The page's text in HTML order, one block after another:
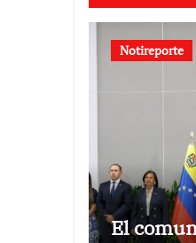
Notireporte
El